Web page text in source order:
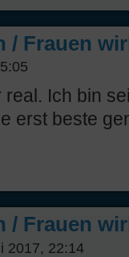
/ Frauen
Ich bin
erst beste
/ Frauen
2017, 22:14